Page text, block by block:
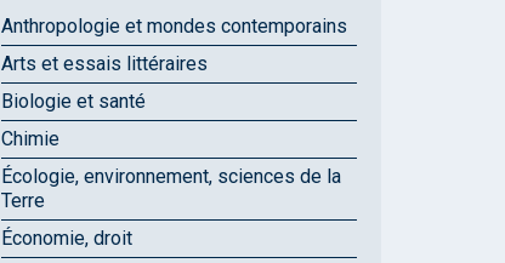
Anthropologie et mondes contemporains
Arts et essais littéraires
Biologie et santé
Chimie
Écologie, environnement, sciences de la
Terre
Économie, droit